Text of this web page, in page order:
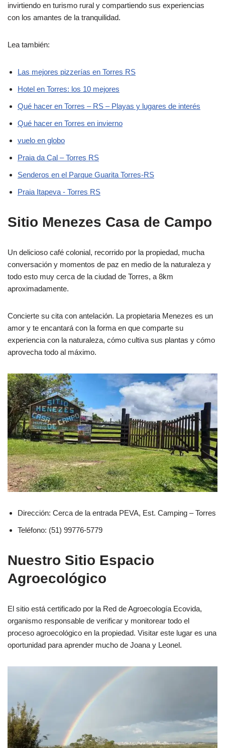
invirtiendo en turismo rural y compartiendo sus experiencias
con los amantes de la tranquilidad.
Lea también:
Las mejores pizzerías en Torres RS
Hotel en Torres: los 10 mejores
Qué hacer en Torres – RS – Playas y lugares de interés
Qué hacer en Torres en invierno
vuelo en globo
Praia da Cal – Torres RS
Senderos en el Parque Guarita Torres-RS
Praia Itapeva - Torres RS
Sitio Menezes Casa de Campo
Un delicioso café colonial, recorrido por la propiedad, mucha
conversación y momentos de paz en medio de la naturaleza y
todo esto muy cerca de la ciudad de Torres, a 8km
aproximadamente.
Concierte su cita con antelación. La propietaria Menezes es un
amor y te encantará con la forma en que comparte su
experiencia con la naturaleza, cómo cultiva sus plantas y cómo
aprovecha todo al máximo.
Dirección: Cerca de la entrada PEVA, Est. Camping – Torres
Teléfono: (51) 99776-5779
Nuestro Sitio Espacio
Agroecológico
El sitio está certificado por la Red de Agroecología Ecovida,
organismo responsable de verificar y monitorear todo el
proceso agroecológico en la propiedad. Visitar este lugar es una
oportunidad para aprender mucho de Joana y Leonel.